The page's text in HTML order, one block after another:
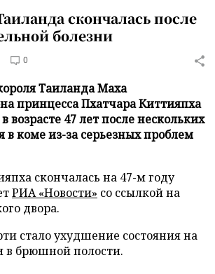
скончалась после
болезни
0
Таиланда Маха
принцесса Пхатчара Киттияпха
возрасте 47 лет после нескольких
в коме из-за серьезных проблем
скончалась на 47-м году
РИА «Новости» со ссылкой на
двора.
стало ухудшение состояния на
в брюшной полости.